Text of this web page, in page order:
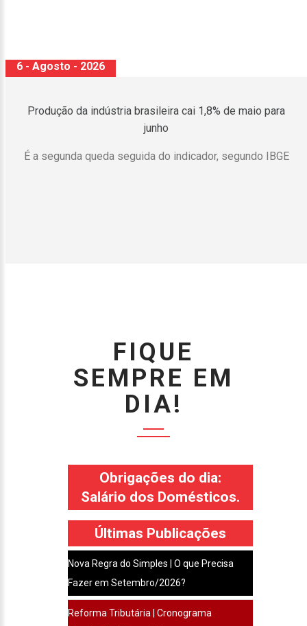
6 - Agosto - 2026
Produção da indústria brasileira cai 1,8% de maio para
junho
É a segunda queda seguida do indicador, segundo IBGE
FIQUE
SEMPRE EM
DIA!
Obrigações do dia:
Salário dos Domésticos.
Últimas Publicações
Nova Regra do Simples | O que Precisa
Fazer em Setembro/2026?
Reforma Tributária | Cronograma